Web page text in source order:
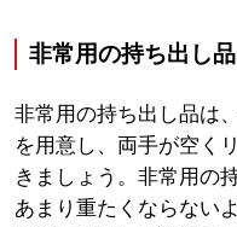
非常用の持ち出し品
非常用の持ち出し品は
を用意し、両手が空く
きましょう。非常用の
あまり重たくならない